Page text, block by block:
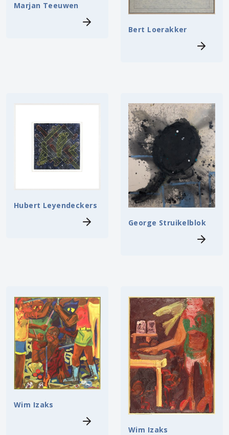
Marjan Teeuwen
Bert Loerakker
Hubert Leyendeckers
George Struikelblok
Wim Izaks
Wim Izaks